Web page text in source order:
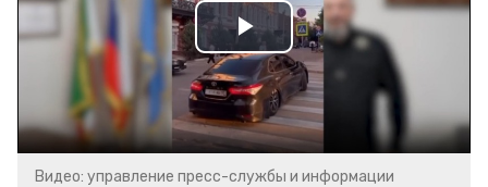
Play
Video
Видео: управление пресс-службы и информации